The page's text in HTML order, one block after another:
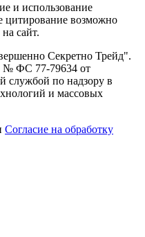
и использование
цитирование возможно
сайт.
Секретно Трейд".
№ ФС 77-79634 от
службой по надзору в
и массовых
Согласие на обработку